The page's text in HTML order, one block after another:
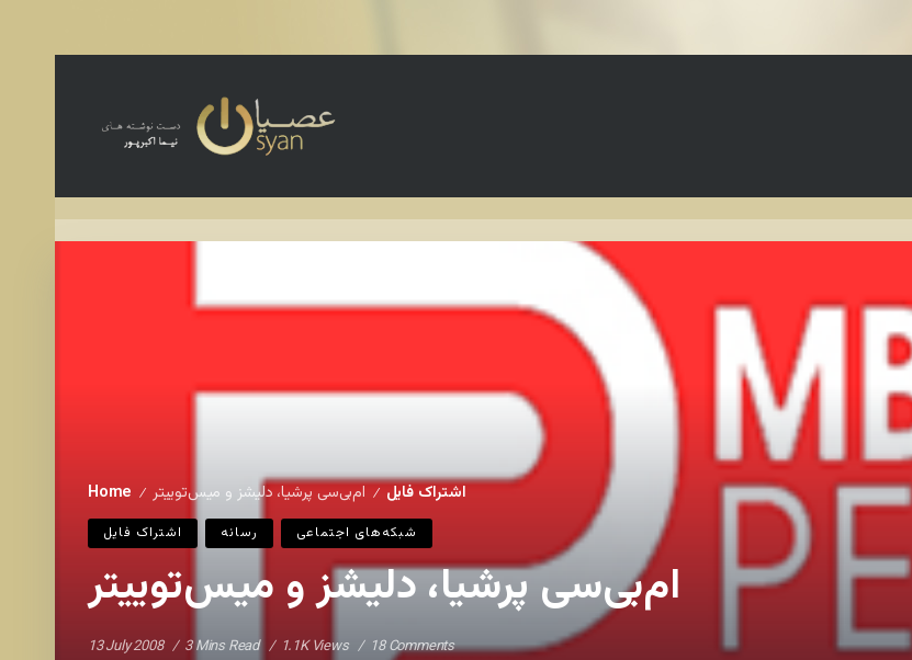
Home / اشتراک فايل / ام‌بی‌سی پرشیا، دلیشز و میس‌توییتر
اشتراک فايل رسانه شبکه‌های اجتماعی
ام‌بی‌سی پرشیا، دلیشز و میس‌توییتر
13 July 2008 3 Mins Read 1.1K Views 18 Comments